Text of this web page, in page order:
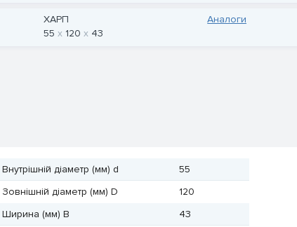
ХАРП
55
120 43
Аналоги
Внутрішній діаметр (мм) d
55
Зовнішній діаметр (мм) D
120
Ширина (мм) B
43